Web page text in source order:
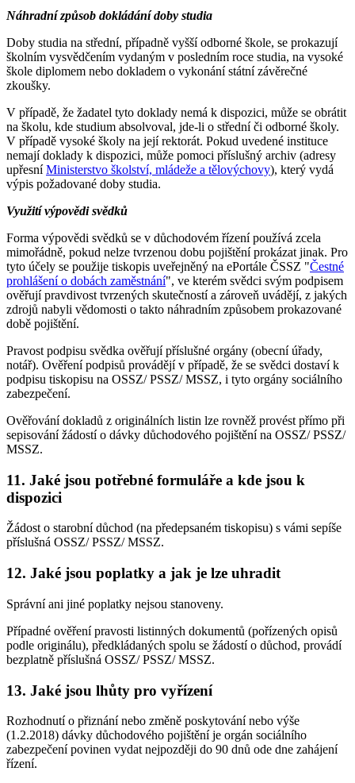
Náhradní způsob dokládání doby studia
Doby studia na střední, případně vyšší odborné škole, se prokazují
školním vysvědčením vydaným v posledním roce studia, na vysoké
škole diplomem nebo dokladem o vykonání státní závěrečné
zkoušky.
V případě, že žadatel tyto doklady nemá k dispozici, může se obrátit
na školu, kde studium absolvoval, jde-li o střední či odborné školy.
V případě vysoké školy na její rektorát. Pokud uvedené instituce
nemají doklady k dispozici, může pomoci příslušný archiv (adresy
upřesníMinisterstvo školství, mládeže a tělovýchovy), který vydá
výpis požadované doby studia.
Využití výpovědi svědků
Forma výpovědi svědků se v důchodovém řízení používá zcela
mimořádně, pokud nelze tvrzenou dobu pojištění prokázat jinak. Pro
tyto účely se použije tiskopis uveřejněný na ePortále ČSSZ "Čestné
prohlášení o dobách zaměstnání", ve kterém svědci svým podpisem
ověřují pravdivost tvrzených skutečností a zároveň uvádějí, z jakých
zdrojů nabyli vědomosti o takto náhradním způsobem prokazované
době pojištění.
Pravost podpisu svědka ověřují příslušné orgány (obecní úřady,
notář). Ověření podpisů provádějí v případě, že se svědci dostaví k
podpisu tiskopisu na OSSZ/ PSSZ/ MSSZ, i tyto orgány sociálního
zabezpečení.
Ověřování dokladů z originálních listin lze rovněž provést přímo při
sepisování žádostí o dávky důchodového pojištění na OSSZ/ PSSZ/
MSSZ.
11. Jaké jsou potřebné formuláře a kde jsou k
dispozici
Žádost o starobní důchod (na předepsaném tiskopisu) s vámi sepíše
příslušná OSSZ/ PSSZ/ MSSZ.
12. Jaké jsou poplatky a jak je lze uhradit
Správní ani jiné poplatky nejsou stanoveny.
Případné ověření pravosti listinných dokumentů (pořízených opisů
podle originálu), předkládaných spolu se žádostí o důchod, provádí
bezplatně příslušná OSSZ/ PSSZ/ MSSZ.
13. Jaké jsou lhůty pro vyřízení
Rozhodnutí o přiznání nebo změně poskytování nebo výše
(1.2.2018) dávky důchodového pojištění je orgán sociálního
zabezpečení povinen vydat nejpozději do 90 dnů ode dne zahájení
řízení.